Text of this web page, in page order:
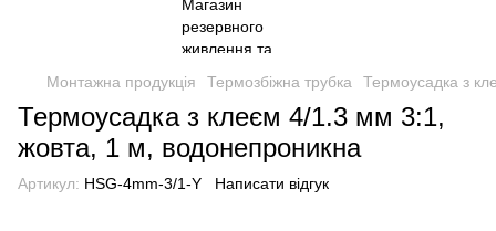
Монтажна продукція Термозбіжна трубка Термоусадка з
Термоусадка з клеєм 4/1.3 мм 3:1,
жовта, 1 м, водонепроникна
Артикул: HSG-4mm-3/1-Y Написати відгук